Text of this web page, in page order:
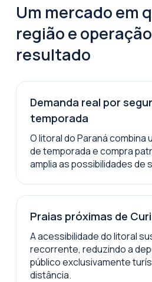
Um mercado em
região e
resultado
Demanda real por
temporada
O litoral do Paraná combina
de temporada e compra
amplia as possibilidades de
Praias próximas de
A acessibilidade do litoral
recorrente, reduzindo a
público exclusivamente
distância.